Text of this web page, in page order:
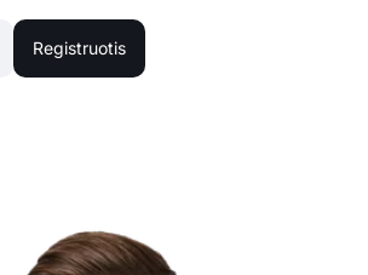
Registruotis